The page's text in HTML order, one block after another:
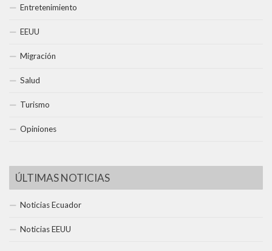
Entretenimiento
EEUU
Migración
Salud
Turismo
Opiniones
ÚLTIMAS NOTICIAS
Noticias Ecuador
Noticias EEUU